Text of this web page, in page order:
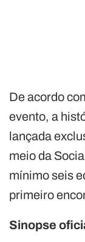
De acordo
evento, a
lançada
meio da
mínimo seis
primeiro
Sinopse